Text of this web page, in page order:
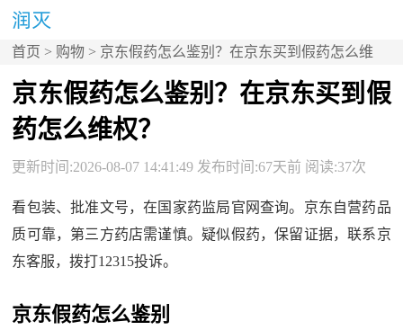
首页 > 购物 > 京东假药怎么鉴别？在京东买到假药怎么维
京东假药怎么鉴别？在京东买到假
药怎么维权？
更新时间:2026-08-07 14:41:49 发布时间:67天前 阅读:37次
看包装、批准文号，在国家药监局官网查询。京东自营药品
质可靠，第三方药店需谨慎。疑似假药，保留证据，联系京
东客服，拨打12315投诉。
京东假药怎么鉴别